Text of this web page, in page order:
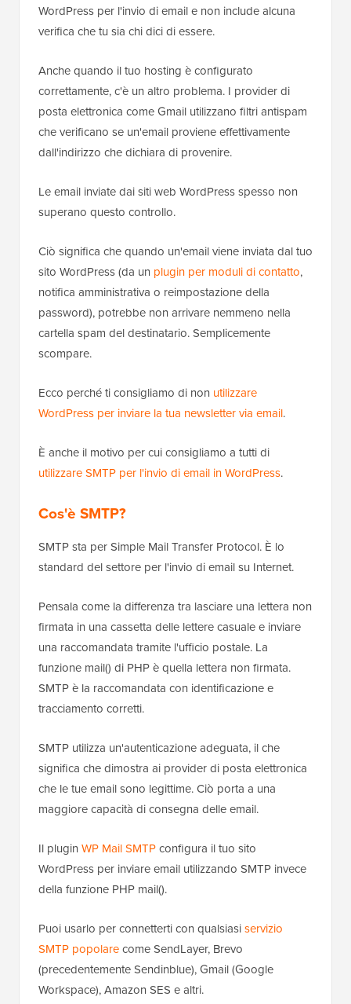
WordPress per l'invio di email e non include alcuna
verifica che tu sia chi dici di essere.
Anche quando il tuo hosting è configurato
correttamente, c'è un altro problema. I provider di
posta elettronica come Gmail utilizzano filtri antispam
che verificano se un'email proviene effettivamente
dall'indirizzo che dichiara di provenire.
Le email inviate dai siti web WordPress spesso non
superano questo controllo.
Ciò significa che quando un'email viene inviata dal tuo
sito WordPress (da un plugin per moduli di contatto,
notifica amministrativa o reimpostazione della
password), potrebbe non arrivare nemmeno nella
cartella spam del destinatario. Semplicemente
scompare.
Ecco perché ti consigliamo di non utilizzare
WordPress per inviare la tua newsletter via email.
È anche il motivo per cui consigliamo a tutti di
utilizzare SMTP per l'invio di email in WordPress.
Cos'è SMTP?
SMTP sta per Simple Mail Transfer Protocol. È lo
standard del settore per l'invio di email su Internet.
Pensala come la differenza tra lasciare una lettera non
firmata in una cassetta delle lettere casuale e inviare
una raccomandata tramite l'ufficio postale. La
funzione mail() di PHP è quella lettera non firmata.
SMTP è la raccomandata con identificazione e
tracciamento corretti.
SMTP utilizza un'autenticazione adeguata, il che
significa che dimostra ai provider di posta elettronica
che le tue email sono legittime. Ciò porta a una
maggiore capacità di consegna delle email.
Il plugin WP Mail SMTPconfigura il tuo sito
WordPress per inviare email utilizzando SMTP invece
della funzione PHP mail().
Puoi usarlo per connetterti con qualsiasiservizio
SMTP popolarecome SendLayer, Brevo
(precedentemente Sendinblue), Gmail (Google
Workspace), Amazon SES e altri.